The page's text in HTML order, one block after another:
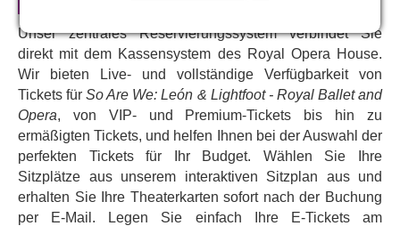
dargestellt, untermalt von einer neuen Komposition von
Ilya Demutsky. Ob Sie nun mit den Werken von Leon und
Lightfoot vertraut sind oder nicht: Ballettliebhaber werden
von diesem Programm mit zwei sehr unterschiedlichen,
aber zeitgenössischen Choreografien zweier der
talentiertesten Köpfe des Tanzes begeistert sein. Voller
Leidenschaft, Sehnsucht und vor allem einer tiefen Liebe
zum Tanz bietet sich Ihnen hier die Gelegenheit, einige
der ausdrucksstärksten und berührendsten Choreografien
des modernen Balletts zu erleben.
Unser zentrales Reservierungssystem verbindet Sie
direkt mit dem Kassensystem des Royal Opera House.
Wir bieten Live- und vollständige Verfügbarkeit von
Tickets fürSo Are We: León & Lightfoot - Royal Ballet and
Opera, von VIP- und Premium-Tickets bis hin zu
ermäßigten Tickets, und helfen Ihnen bei der Auswahl der
perfekten Tickets für Ihr Budget. Wählen Sie Ihre
Sitzplätze aus unserem interaktiven Sitzplan aus und
erhalten Sie Ihre Theaterkarten sofort nach der Buchung
per E-Mail. Legen Sie einfach Ihre E-Tickets am